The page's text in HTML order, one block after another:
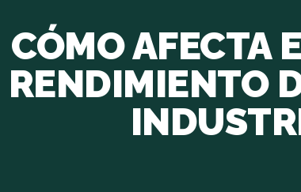
CÓMO AFECTA
RENDIMIENTO